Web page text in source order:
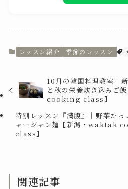
レッスン紹介 季節のレッスン
10月の韓国料理教室｜
と秋の栄養炊き込みご
cooking class】
特別レッスン『満腹』｜野菜たっ
ャージャン麺【新潟・waktak
class】
関連記事